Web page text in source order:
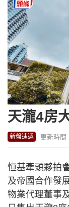
天瀧4房
新盤速遞 更新時間
恒基牽頭夥拍
及帝國合作發
物業代理董事